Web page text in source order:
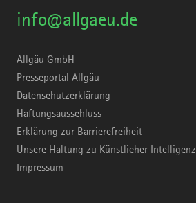
info@allgaeu.de
Allgäu GmbH
Presseportal Allgäu
Datenschutzerklärung
Haftungsausschluss
Erklärung zur Barrierefreiheit
Unsere Haltung zu Künstlicher Intelligenz
Impressum